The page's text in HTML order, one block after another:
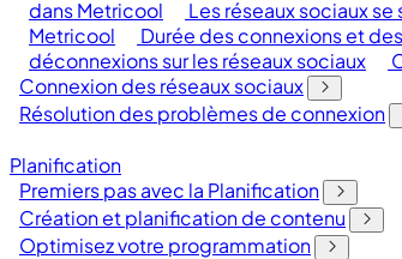
dans Metricool
Les réseaux sociaux
Metricool
Durée des connexions et
déconnexions sur les réseaux sociaux
Connexion des réseaux sociaux
Résolution des problèmes de connexion
Planification
Premiers pas avec la Planification
Création et planification de contenu
Optimisez votre programmation